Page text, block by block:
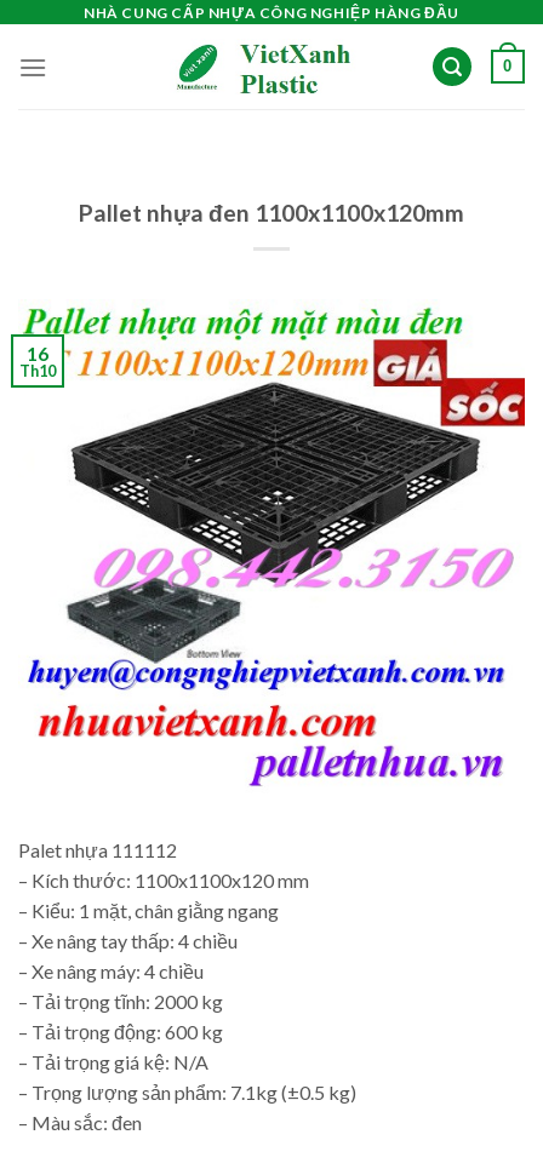
content
NHÀ CUNG CẤP NHỰA CÔNG NGHIỆP HÀNG ĐẦU
0
Pallet nhựa đen 1100x1100x120mm
16
Th10
Palet nhựa 111112
– Kích thước: 1100x1100x120 mm
– Kiểu: 1 mặt, chân giằng ngang
– Xe nâng tay thấp: 4 chiều
– Xe nâng máy: 4 chiều
– Tải trọng tĩnh: 2000 kg
– Tải trọng động: 600 kg
– Tải trọng giá kệ: N/A
– Trọng lượng sản phẩm: 7.1kg (±0.5 kg)
– Màu sắc: đen